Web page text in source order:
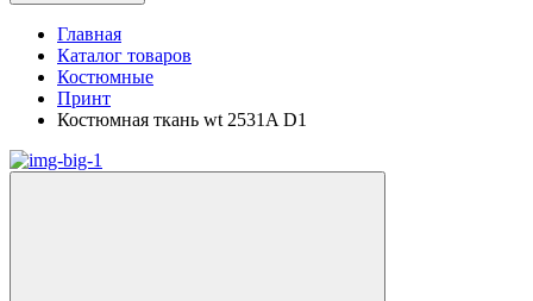
Главная
Каталог товаров
Костюмные
Принт
Костюмная ткань wt 2531A D1